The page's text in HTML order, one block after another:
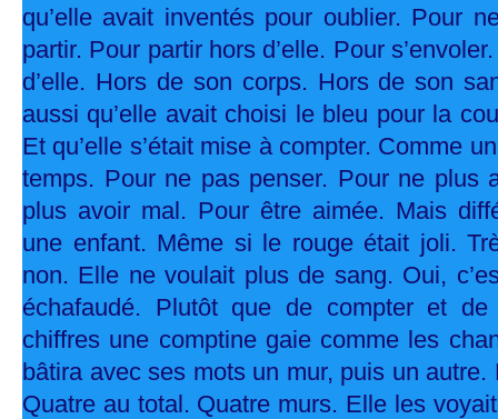
qu’elle avait inventés pour oublier. Pour
partir. Pour partir hors d’elle. Pour
d’elle. Hors de son corps. Hors de son
aussi qu’elle avait choisi le bleu pour la
Et qu’elle s’était mise à compter. Comme
temps. Pour ne pas penser. Pour ne plus
plus avoir mal. Pour être aimée. Mais
une enfant. Même si le rouge était joli.
non. Elle ne voulait plus de sang. Oui,
échafaudé. Plutôt que de compter et
chiffres une comptine gaie comme les
bâtira avec ses mots un mur, puis un autre.
Quatre au total. Quatre murs. Elle les